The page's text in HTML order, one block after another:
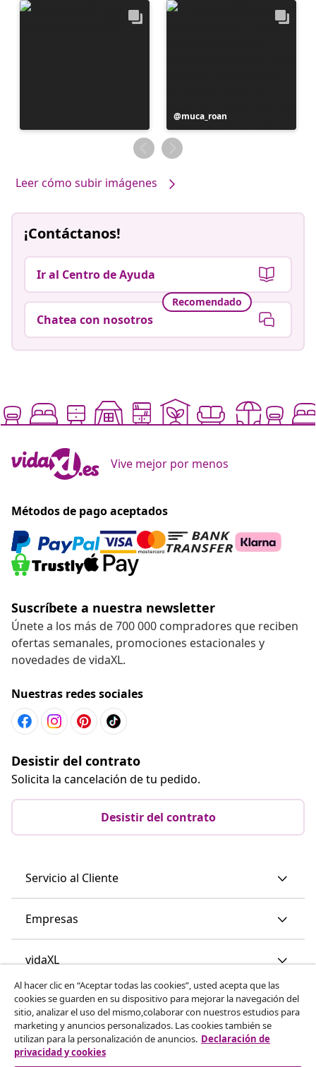
Publicación
realizada
por
muca_roan
Leer cómo subir imágenes
¡Contáctanos!
Ir al Centro de Ayuda
Recomendado
Chatea con nosotros
Vive mejor por menos
Métodos de pago aceptados
Suscríbete a nuestra newsletter
Únete a los más de 700 000 compradores que reciben
ofertas semanales, promociones estacionales y
novedades de vidaXL.
Nuestras redes sociales
Desistir del contrato
Solicita la cancelación de tu pedido.
Desistir del contrato
Servicio al Cliente
Empresas
vidaXL
Descubre mas
Al hacer clic en “Aceptar todas las cookies”, usted acepta que las
cookies se guarden en su dispositivo para mejorar la navegación del
sitio, analizar el uso del mismo,colaborar con nuestros estudios para
marketing y anuncios personalizados. Las cookies también se
utilizan para la personalización de anuncios. Declaración de
privacidad y cookies